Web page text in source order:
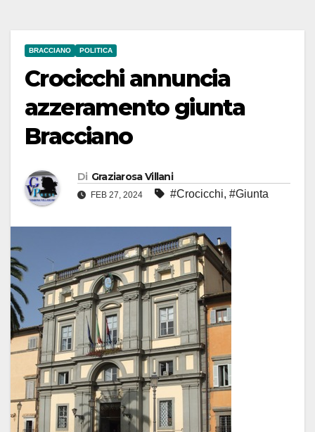
BRACCIANO POLITICA
Crocicchi annuncia
azzeramento giunta
Bracciano
Di Graziarosa Villani
FEB 27, 2024 #Crocicchi, #Giunta